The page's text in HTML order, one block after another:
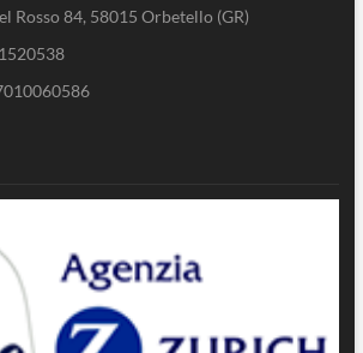
Rosso 84, 58015 Orbetello (GR)